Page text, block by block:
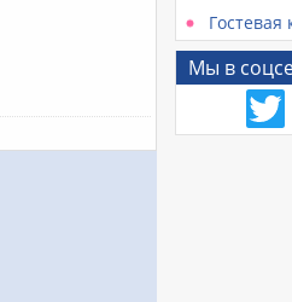
Гостевая
Мы в